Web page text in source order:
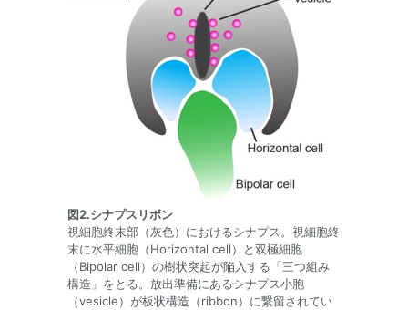
図2.シナプスリボン
視細胞終末部（灰色）におけるシナプス。視細胞終
末に水平細胞（Horizontal cell）と双極細胞
（Bipolar cell）の樹状突起が陥入する「三つ組み
構造」をとる。放出準備にあるシナプス小胞
（vesicle）が板状構造（ribbon）に繋留されてい